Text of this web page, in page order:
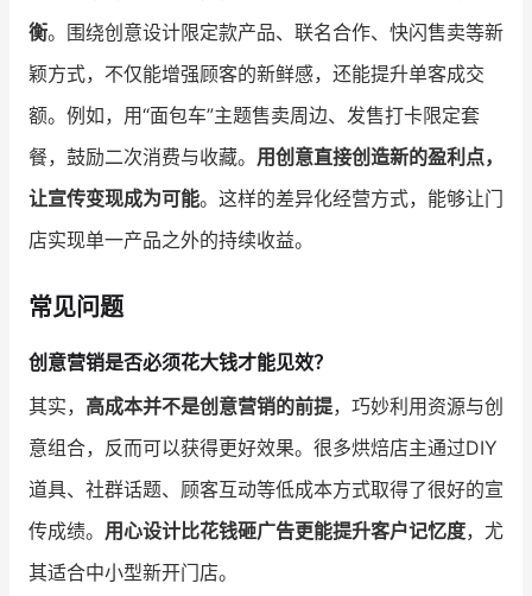
衡。围绕创意设计限定款产品、联名合作、快闪售卖等新
颖方式，不仅能增强顾客的新鲜感，还能提升单客成交
额。例如，用“面包车”主题售卖周边、发售打卡限定套
餐，鼓励二次消费与收藏。 用创意直接创造新的盈利点，
让宣传变现成为可能。这样的差异化经营方式，能够让门
店实现单一产品之外的持续收益。
常见问题
创意营销是否必须花大钱才能见效？
其实， 高成本并不是创意营销的前提，巧妙利用资源与创
意组合，反而可以获得更好效果。很多烘焙店主通过DIY
道具、社群话题、顾客互动等低成本方式取得了很好的宣
传成绩。 用心设计比花钱砸广告更能提升客户记忆度，尤
其适合中小型新开门店。